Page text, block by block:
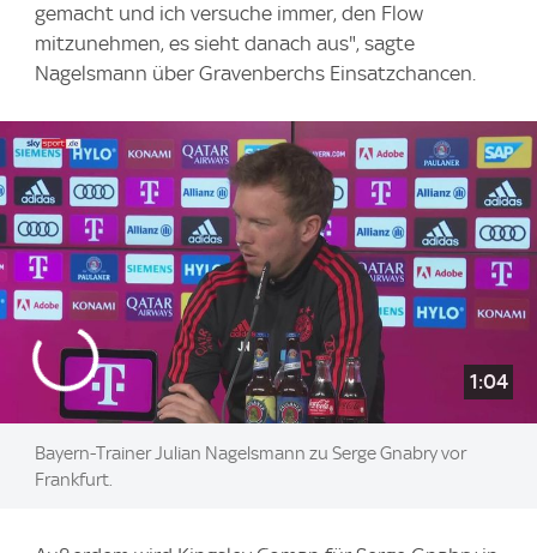
gemacht und ich versuche immer, den Flow
mitzunehmen, es sieht danach aus", sagte
Nagelsmann über Gravenberchs Einsatzchancen.
1:04
Bayern-Trainer Julian Nagelsmann zu Serge Gnabry vor
Frankfurt.